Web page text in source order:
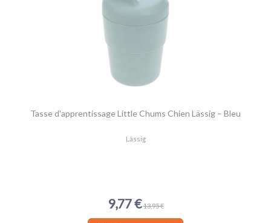
Tasse d'apprentissage Little Chums Chien Lässig – Bleu
Lässig
9,77 € 13,95 €